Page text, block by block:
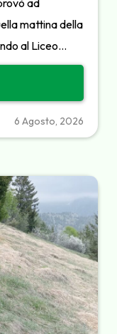
mattina della
al Liceo…
6 Agosto, 2026